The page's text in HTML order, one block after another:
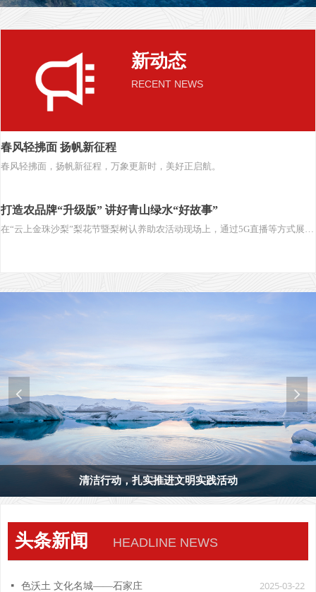
新动态
RECENT NEWS
春风轻拂面 扬帆新征程
春风轻拂面，扬帆新征程，万象更新时，美好正启航。
打造农品牌“升级版” 讲好青山绿水“好故事”
在“云上金珠沙梨”梨花节暨梨树认养助农活动现场上，通过5G直播等方式展现
清洁行动，扎实推进文明实践活动
넳 넲
头条新闻 HEADLINE NEWS
2025-03-22
넷 色沃土 文化名城——石家庄